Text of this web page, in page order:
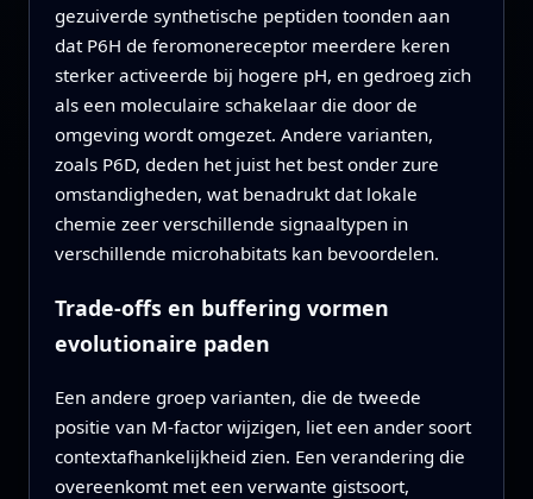
gezuiverde synthetische peptiden toonden aan
dat P6H de feromonereceptor meerdere keren
sterker activeerde bij hogere pH, en gedroeg zich
als een moleculaire schakelaar die door de
omgeving wordt omgezet. Andere varianten,
zoals P6D, deden het juist het best onder zure
omstandigheden, wat benadrukt dat lokale
chemie zeer verschillende signaaltypen in
verschillende microhabitats kan bevoordelen.
Trade-offs en buffering vormen
evolutionaire paden
Een andere groep varianten, die de tweede
positie van M-factor wijzigen, liet een ander soort
contextafhankelijkheid zien. Een verandering die
overeenkomt met een verwante gistsoort,